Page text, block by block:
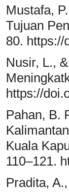
Mustafa,
Tujuan
80. https://
Nusir, L.,
https://
Pahan, B.
Kuala
110–121.
Pradita,